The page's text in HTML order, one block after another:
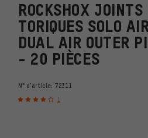
ROCKSHOX JOINTS
TORIQUES SOLO
DUAL AIR OUTER
- 20 PIÈCES
N° d'article: 72311
1